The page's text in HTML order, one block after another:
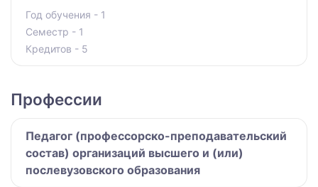
Год обучения - 1
Семестр - 1
Кредитов - 5
Профессии
Педагог (профессорско-преподавательский
состав) организаций высшего и (или)
послевузовского образования